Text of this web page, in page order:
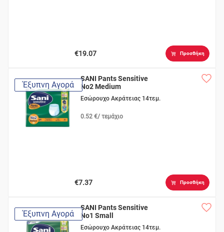
€19.07 Προσθήκη
Έξυπνη Αγορά
SANI Pants Sensitive
No2 Medium
Εσώρουχο Ακράτειας 14τεμ.
0.52 €/ τεμάχιο
€7.37 Προσθήκη
Έξυπνη Αγορά
SANI Pants Sensitive
No1 Small
Εσώρουχο Ακράτειας 14τεμ.